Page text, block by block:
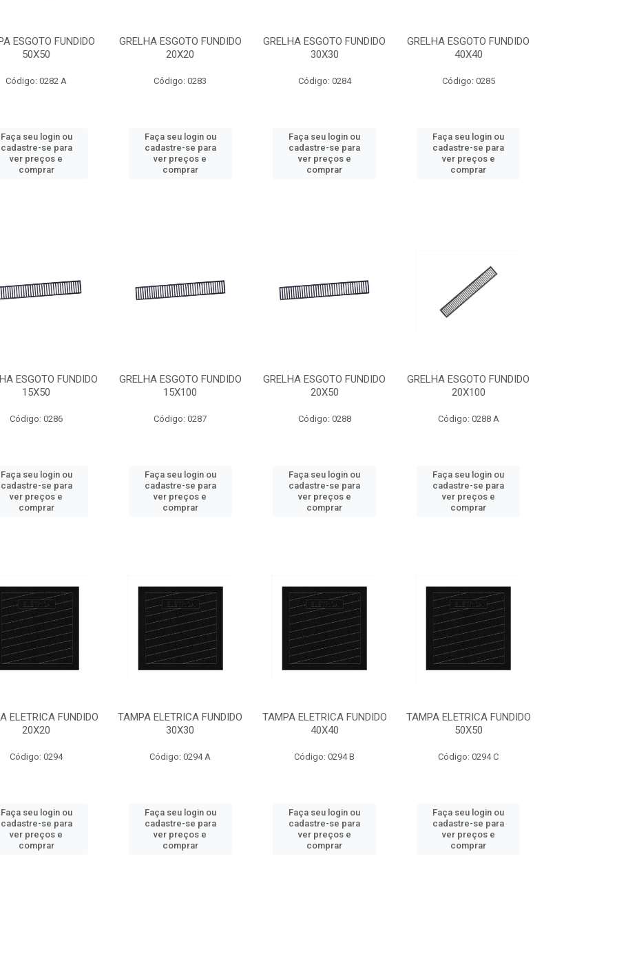
ESGOTO FUNDIDO
50X50
Código: 0282 A
Faça seu login ou
cadastre-se para
ver preços e
comprar
GRELHA ESGOTO FUNDIDO
20X20
Código: 0283
Faça seu login ou
cadastre-se para
ver preços e
comprar
GRELHA ESGOTO FUNDIDO
30X30
Código: 0284
Faça seu login ou
cadastre-se para
ver preços e
comprar
GRELHA ESGOTO FUNDIDO
40X40
Código: 0285
Faça seu login ou
cadastre-se para
ver preços e
comprar
ESGOTO FUNDIDO
15X50
Código: 0286
Faça seu login ou
cadastre-se para
ver preços e
comprar
GRELHA ESGOTO FUNDIDO
15X100
Código: 0287
Faça seu login ou
cadastre-se para
ver preços e
comprar
GRELHA ESGOTO FUNDIDO
20X50
Código: 0288
Faça seu login ou
cadastre-se para
ver preços e
comprar
GRELHA ESGOTO FUNDIDO
20X100
Código: 0288 A
Faça seu login ou
cadastre-se para
ver preços e
comprar
ELETRICA FUNDIDO
20X20
Código: 0294
Faça seu login ou
cadastre-se para
ver preços e
comprar
TAMPA ELETRICA FUNDIDO
30X30
Código: 0294 A
Faça seu login ou
cadastre-se para
ver preços e
comprar
TAMPA ELETRICA FUNDIDO
40X40
Código: 0294 B
Faça seu login ou
cadastre-se para
ver preços e
comprar
TAMPA ELETRICA FUNDIDO
50X50
Código: 0294 C
Faça seu login ou
cadastre-se para
ver preços e
comprar